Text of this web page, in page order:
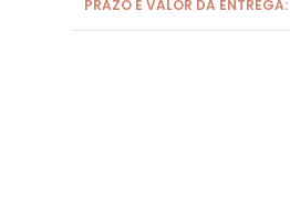
PRAZO E VALOR DA ENTREGA: